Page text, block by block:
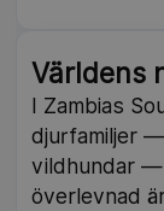
Världens
I Zambias
djurfamiljer
vildhundar —
överlevnad